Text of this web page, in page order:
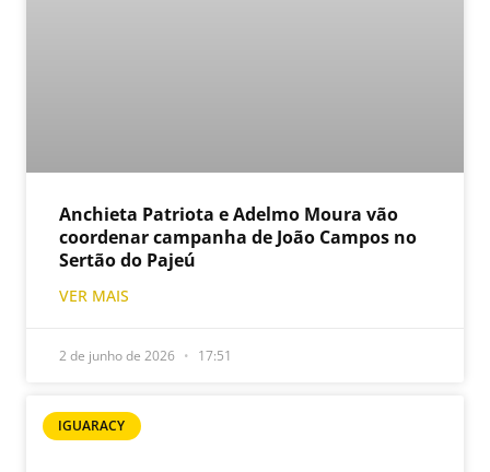
Anchieta Patriota e Adelmo Moura vão
coordenar campanha de João Campos no
Sertão do Pajeú
VER MAIS
2 de junho de 2026 17:51
IGUARACY